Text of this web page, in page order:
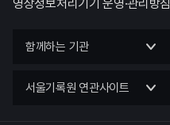
영상정보처리기기 운영·관리방침
함께하는 기관
서울기록원 연관사이트